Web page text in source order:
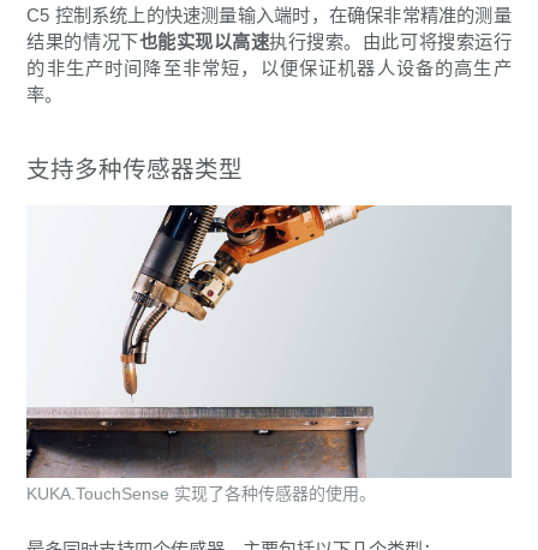
C5 控制系统上的快速测量输入端时，在确保非常精准的测量
结果的情况下也能实现以高速执行搜索。由此可将搜索运行
的非生产时间降至非常短，以便保证机器人设备的高生产
率。
支持多种传感器类型
KUKA.TouchSense 实现了各种传感器的使用。